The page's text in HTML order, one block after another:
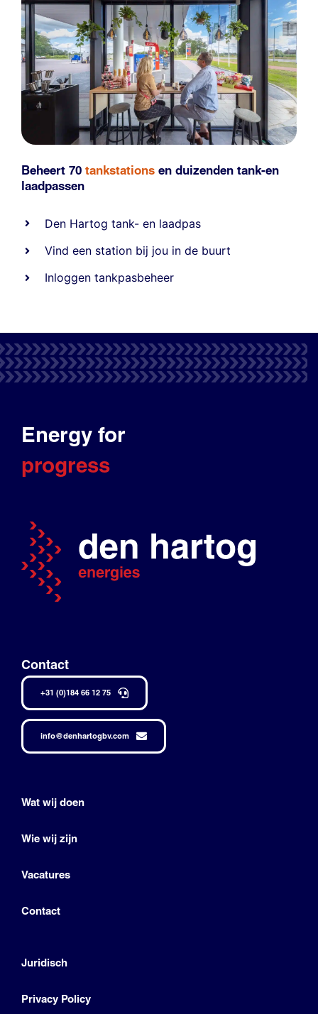
Beheert 70 tankstations en duizenden tank-en
laadpassen
Den Hartog tank- en laadpas
Vind een station bij jou in de buurt
Inloggen tankpasbeheer
Energy for
progress
Contact
+31 (0)184 66 12 75
info@denhartogbv.com
Wat wij doen
Wie wij zijn
Vacatures
Contact
Juridisch
Privacy Policy